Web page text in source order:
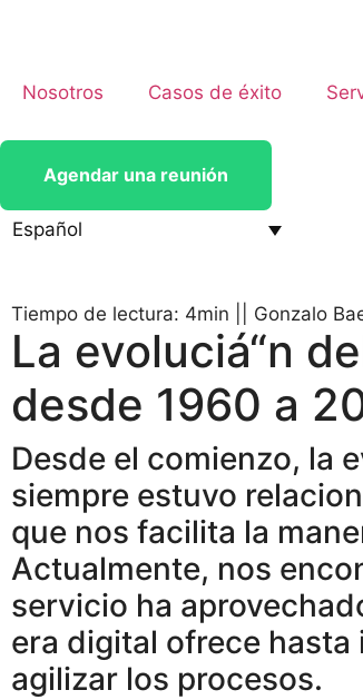
Nosotros Casos de éxito
Agendar una reunión
Español
Tiempo de lectura: 4min Gonzalo
La evoluciá“n
desde 1960 a
Desde el comienzo, la
siempre estuvo
que nos facilita la
Actualmente, nos
servicio ha
era digital ofrece
agilizar los procesos.